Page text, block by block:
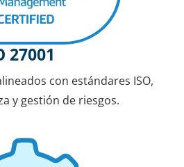
27001
con estándares ISO,
y gestión de riesgos.